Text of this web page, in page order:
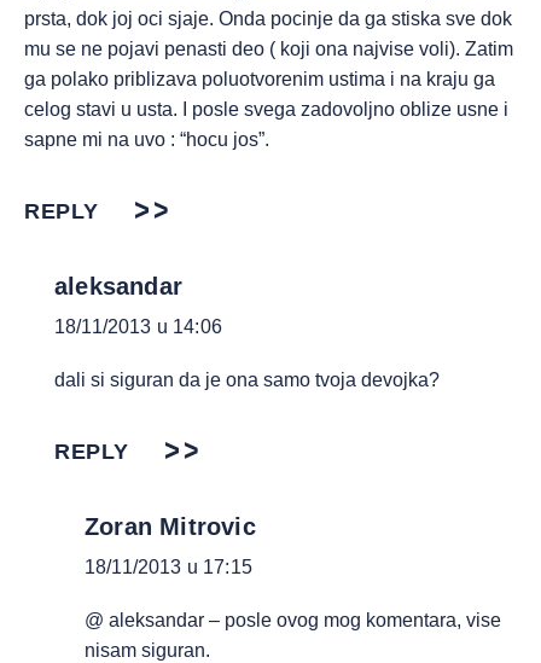
prsta, dok joj oci sjaje. Onda pocinje da ga stiska sve dok
mu se ne pojavi penasti deo ( koji ona najvise voli). Zatim
ga polako priblizava poluotvorenim ustima i na kraju ga
celog stavi u usta. I posle svega zadovoljno oblize usne i
sapne mi na uvo : “hocu jos”.
REPLY
aleksandar
18/11/2013 u 14:06
dali si siguran da je ona samo tvoja devojka?
REPLY
Zoran Mitrovic
18/11/2013 u 17:15
@ aleksandar – posle ovog mog komentara, vise
nisam siguran.